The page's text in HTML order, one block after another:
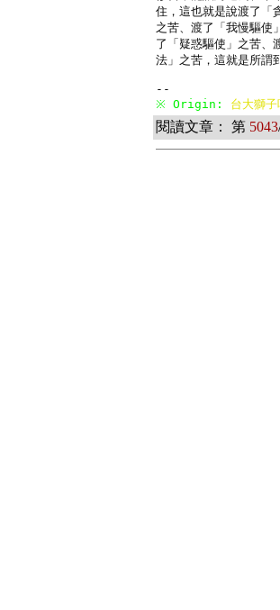
住，這也就是說渡了「
之苦、渡了「我慢驅使
了「疑惑驅使」之苦、
法」之苦，這就是所謂
※ Origin: 台大獅
閱讀文章： 第 5043